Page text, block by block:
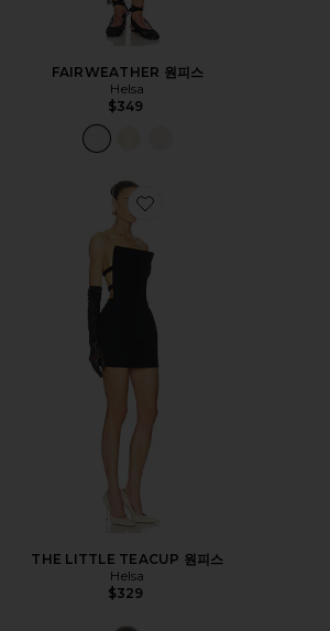
FAIRWEATHER 원피스
Helsa
$349
Favorite THE LITTLE TEACUP
THE LITTLE TEACUP 원피스
Helsa
$329